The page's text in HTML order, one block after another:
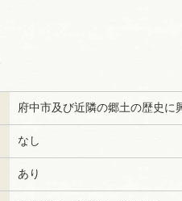
府中市及び近隣の郷土の歴史に
なし
あり